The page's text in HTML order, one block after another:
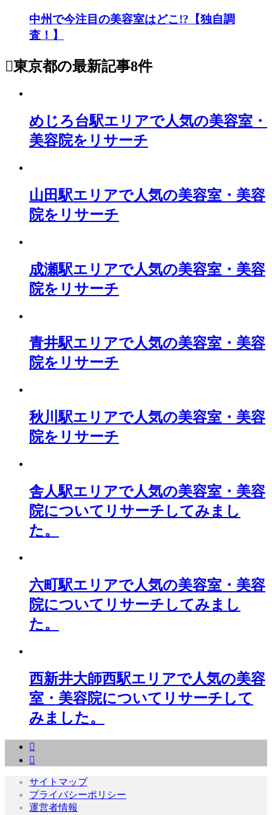
中州で今注目の美容室はどこ!?【独自調
査！】
東京都の最新記事8件
めじろ台駅エリアで人気の美容室・
美容院をリサーチ
山田駅エリアで人気の美容室・美容
院をリサーチ
成瀬駅エリアで人気の美容室・美容
院をリサーチ
青井駅エリアで人気の美容室・美容
院をリサーチ
秋川駅エリアで人気の美容室・美容
院をリサーチ
舎人駅エリアで人気の美容室・美容
院についてリサーチしてみまし
た。
六町駅エリアで人気の美容室・美容
院についてリサーチしてみまし
た。
西新井大師西駅エリアで人気の美容
室・美容院についてリサーチして
みました。
サイトマップ
プライバシーポリシー
運営者情報